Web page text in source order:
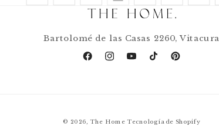
Bartolomé de las Casas 2260, Vitacura
FacebookInstagramYouTubeTikTokPinterest
© 2026, The Home Tecnología de Shopify